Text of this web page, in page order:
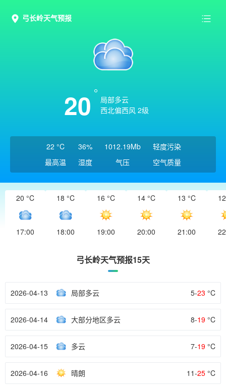
弓长岭天气预报
20
局部多云
西北偏西风 2级
22 °C
最高温
36%
湿度
1012.19Mb
气压
轻度污染
空气质量
20 °C
17:00
18 °C
18:00
16 °C
19:00
14 °C
20:00
13 °C
21:00
弓长岭天气预报15天
2026-04-13 局部多云 5-23 °C
2026-04-14 大部分地区多云 8-19 °C
2026-04-15 多云 7-19 °C
2026-04-16 晴朗 11-25 °C